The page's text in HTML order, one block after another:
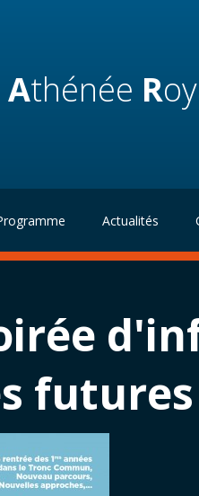
Athénée R
Actualités